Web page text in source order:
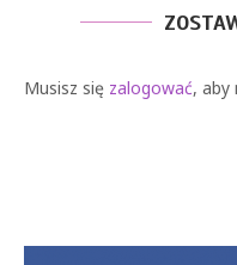
Musisz się zalogować, aby